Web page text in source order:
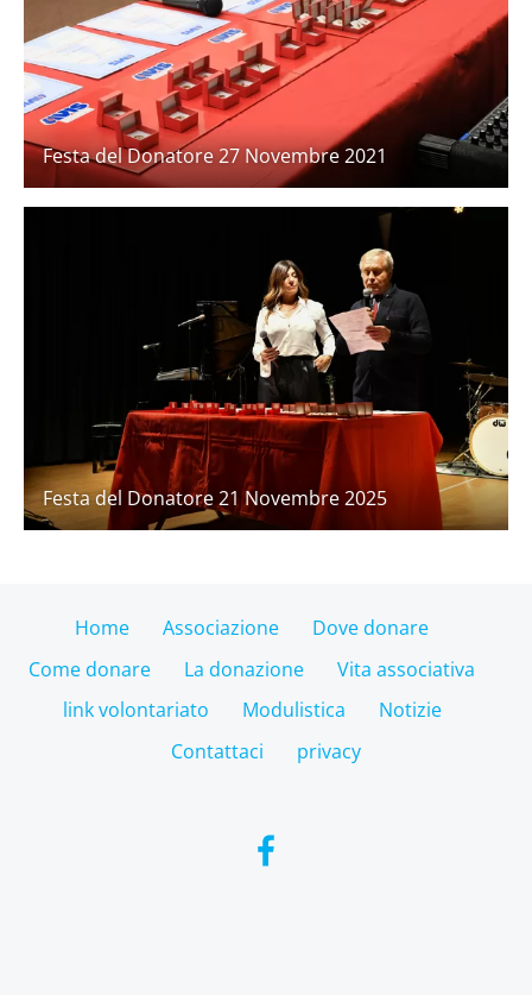
Festa del Donatore 27 Novembre 2021
Festa del Donatore 21 Novembre 2025
Home Associazione
Dove donare
Come donare
La donazione
Vita associativa
link volontariato
Modulistica
Notizie
Contattaci
privacy